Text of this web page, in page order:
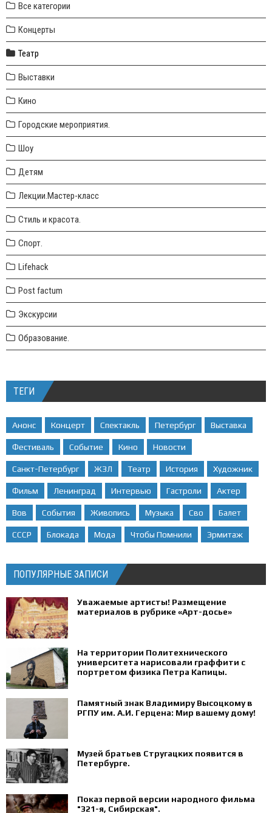
Все категории
Концерты
Театр
Выставки
Кино
Городские мероприятия.
Шоу
Детям
Лекции.Мастер-класс
Стиль и красота.
Спорт.
Lifehack
Post factum
Экскурсии
Образование.
ТЕГИ
Анонс Концерт Спектакль Петербург Выставка
Фестиваль Событие Кино Новости
Санкт-Петербург ЖЗЛ Театр История Художник
Фильм Ленинград Интервью Гастроли Актер
Вов События Живопись Музыка Сво Балет
СССР Блокада Мода Чтобы Помнили Эрмитаж
ПОПУЛЯРНЫЕ ЗАПИСИ
Уважаемые артисты! Размещение
материалов в рубрике «Арт-досье»
На территории Политехнического
университета нарисовали граффити с
портретом физика Петра Капицы.
Памятный знак Владимиру Высоцкому в
РГПУ им. А.И. Герцена: Мир вашему дому!
Музей братьев Стругацких появится в
Петербурге‍.
Показ первой версии народного фильма
"321-я, Сибирская".